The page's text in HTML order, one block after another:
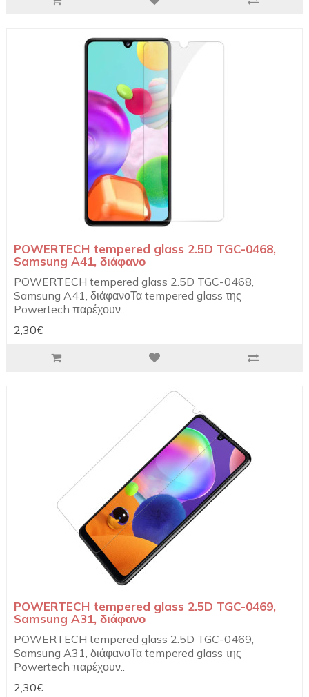
POWERTECH tempered glass 2.5D TGC-0468,
Samsung A41, διάφανο
POWERTECH tempered glass 2.5D TGC-0468,
Samsung A41, διάφανοΤα tempered glass της
Powertech παρέχουν..
2,30€
POWERTECH tempered glass 2.5D TGC-0469,
Samsung A31, διάφανο
POWERTECH tempered glass 2.5D TGC-0469,
Samsung A31, διάφανοΤα tempered glass της
Powertech παρέχουν..
2,30€